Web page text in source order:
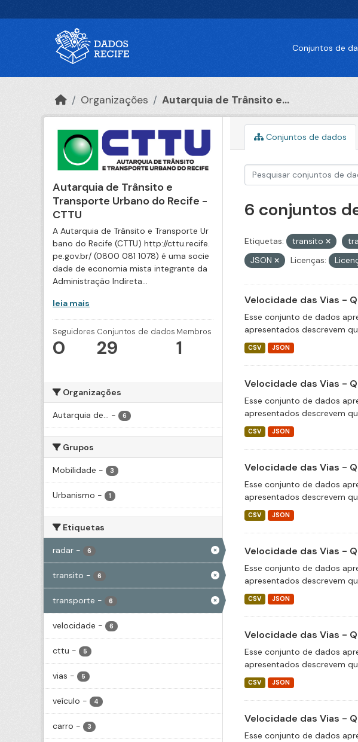
Conjuntos de
Organizações Autarquia de Trânsito e...
Autarquia de Trânsito e
Transporte Urbano do Recife -
CTTU
A Autarquia de Trânsito e Transporte Ur
bano do Recife (CTTU) http://cttu.recife.
pe.gov.br/ (0800 081 1078) é uma socie
dade de economia mista integrante da
Administração Indireta...
leia mais
Seguidores
0
Conjuntos de dados
29
Membros
1
Organizações
Autarquia de... - 6
Grupos
Mobilidade - 3
Urbanismo - 1
Etiquetas
radar - 6
transito - 6
transporte - 6
velocidade - 6
cttu - 5
vias - 5
veículo - 4
carro - 3
Conjuntos de dados
6 conjuntos
Etiquetas: transito
JSON
Licenças:
Velocidade das Vias -
Esse conjunto de dados
apresentados descrevem
CSV JSON
Velocidade das Vias -
Esse conjunto de dados
apresentados descrevem
CSV JSON
Velocidade das Vias -
Esse conjunto de dados
apresentados descrevem
CSV JSON
Velocidade das Vias -
Esse conjunto de dados
apresentados descrevem
CSV JSON
Velocidade das Vias -
Esse conjunto de dados
apresentados descrevem
CSV JSON
Velocidade das Vias -
Esse conjunto de dados